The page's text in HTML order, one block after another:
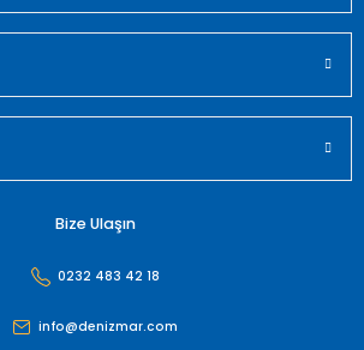
Bize Ulaşın
0232 483 42 18
info@denizmar.com